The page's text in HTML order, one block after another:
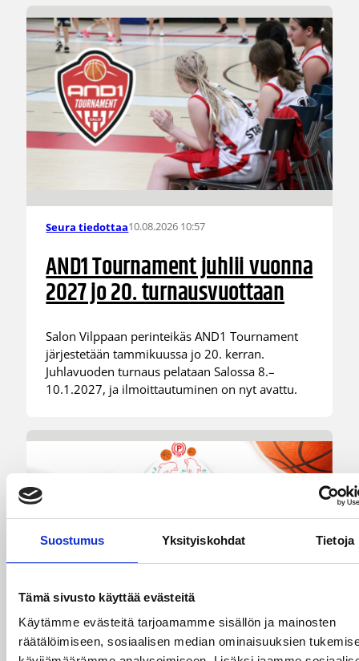
Suostumus Yksityiskohdat Tietoja
Tämä sivusto käyttää evästeitä
Käytämme evästeitä tarjoamamme sisällön ja mainosten
räätälöimiseen, sosiaalisen median ominaisuuksien
Seura tiedottaa10.08.2026 10:57
AND1 Tournament juhlii vuonna
2027 jo 20. turnausvuottaan
Salon Vilppaan perinteikäs AND1 Tournament
järjestetään tammikuussa jo 20. kerran.
Juhlavuoden turnaus pelataan Salossa 8.–
10.1.2027, ja ilmoittautuminen on nyt avattu.
Delfin Basket Tournament
31.7.-2.8. Tampereella